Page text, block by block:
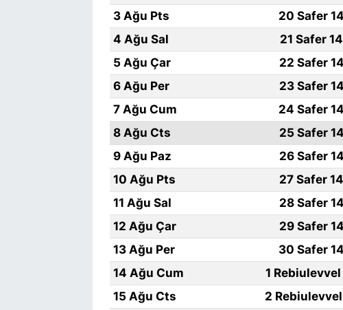
3 Ağu Pts
20 Safer
4 Ağu Sal
21 Safer
5 Ağu Çar
22 Safer
6 Ağu Per
23 Safer
7 Ağu Cum
24 Safer
8 Ağu Cts
25 Safer
9 Ağu Paz
26 Safer
10 Ağu Pts
27 Safer
11 Ağu Sal
28 Safer
12 Ağu Çar
29 Safer
13 Ağu Per
30 Safer
14 Ağu Cum
1
15 Ağu Cts
2